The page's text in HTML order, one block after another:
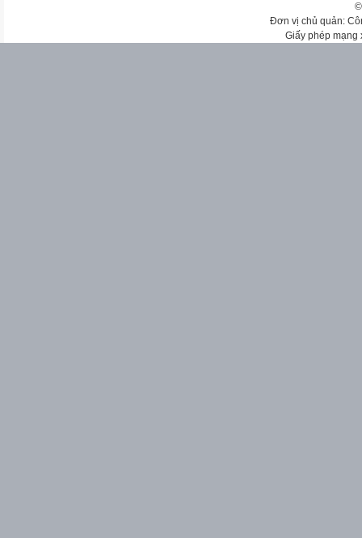
Đơn vị chủ quản:
Giấy phép mạng